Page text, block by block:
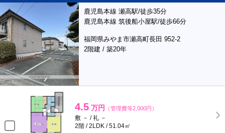
鹿児島本線 瀬高駅/徒歩35分
鹿児島本線 筑後船小屋駅/徒歩66分
福岡県みやま市瀬高町長田 952-2
2階建 / 築20年
4.5 万円 （管理費等2,000円）
敷 － / 礼 －
2階 / 2LDK / 51.04㎡